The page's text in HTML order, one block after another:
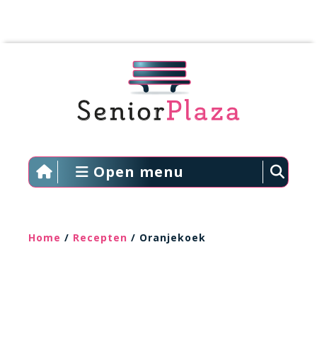
Open menu
Home / Recepten / Oranjekoek